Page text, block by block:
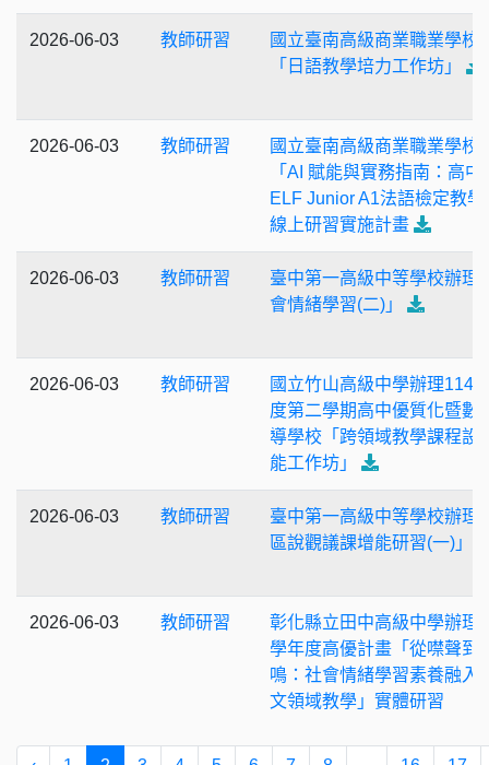
2026-06-03 教師研習
國立臺南高級商業職業學校
「日語教學培力工作坊」
2026-06-03 教師研習
國立臺南高級商業職業學校
「AI 賦能與實務指南：高中
ELF Junior A1法語檢定教學
線上研習實施計畫
2026-06-03 教師研習
臺中第一高級中等學校辦理
會情緒學習(二)」
2026-06-03 教師研習
國立竹山高級中學辦理114
度第二學期高中優質化暨數
導學校「跨領域教學課程設
能工作坊」
2026-06-03 教師研習
臺中第一高級中等學校辦理
區說觀議課增能研習(一)」
2026-06-03 教師研習
彰化縣立田中高級中學辦理
學年度高優計畫「從噤聲到
鳴：社會情緒學習素養融入
文領域教學」實體研習